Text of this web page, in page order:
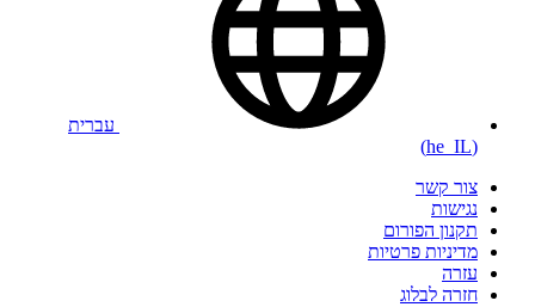
עברית
(he_IL)
צור קשר
נגישות
תקנון הפורום
מדיניות פרטיות
עזרה
חזרה לבלוג